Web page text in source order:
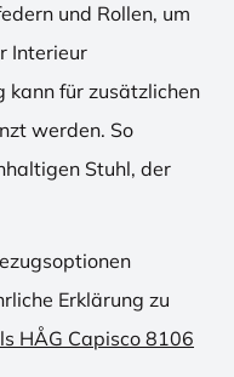
und Rollen, um
Interieur
kann für zusätzlichen
werden. So
Stuhl, der
Erklärung zu
HÅG Capisco 8106